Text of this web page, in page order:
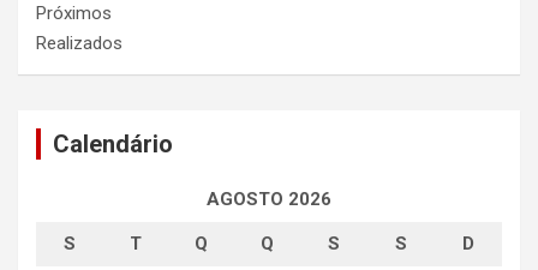
Próximos
Realizados
Calendário
AGOSTO 2026
S T Q Q S S D